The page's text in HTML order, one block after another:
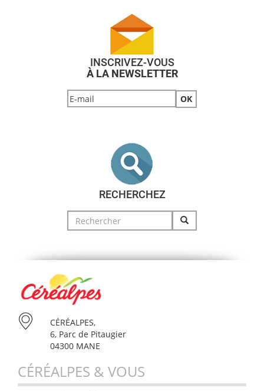
INSCRIVEZ-VOUS
À LA NEWSLETTER
RECHERCHEZ
Search
for:
CÉRÉALPES,
6, Parc de Pitaugier
04300 MANE
CÉRÉALPES & VOUS